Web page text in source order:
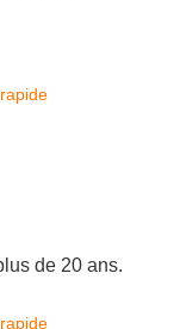
de 20 ans.